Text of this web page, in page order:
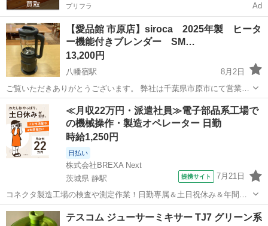
プリフラ Ad
【愛品館 市原店】siroca 2025年製 ヒータ
ー機能付きブレンダー SM…
13,200円
八幡宿駅
8月2日
ご覧いただきありがとうございます。 弊社は千葉県市原市にて営業し
ておりますリサイクルショップ愛品館市原店です。 こちらの商品は店
頭にて並行販売中です。 お取引につきましてはジモティーのメールか
弊社HPおよび店舗...
千葉 市原市 八幡宿駅 キッチン家電 商品
≪月収22万円・派遣社員≫電子部品系工場で
の機械操作・製造オペレーター 日勤
時給1,250円
日払い
株式会社BREXA Next
茨城県 静駅
提携サイト 7月21日
コネクタ製造工場の検査や測定作業！日勤専属＆土日祝休み＆年間休
日128日★クリーンルーム内作業★マイカー通勤OK＆無料駐車場あり
★就業先食堂利用可！日払い制度あり！《茨城県常陸大宮市》 人気の
茨城 常陸大宮市 その他
テスコム ジューサーミキサー TJ7 グリーン系